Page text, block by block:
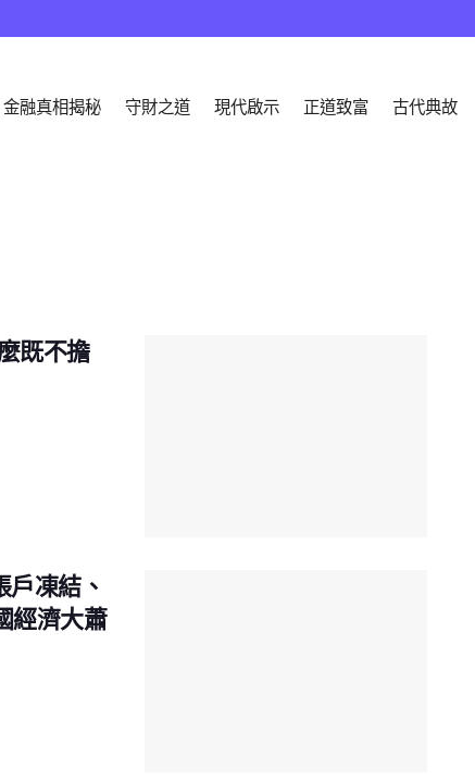
金融真相揭秘 守財之道 現代啟示 正道致富 古代典故
既不擔
凍結、
經濟大蕭